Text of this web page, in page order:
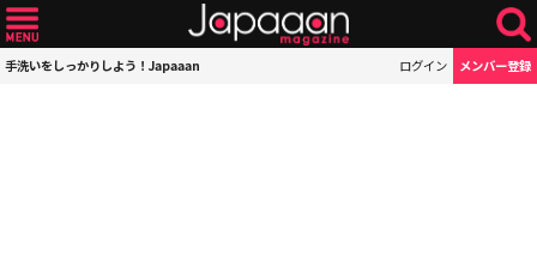
手洗いをしっかりしよう！Japaaan ログイン メンバー登録